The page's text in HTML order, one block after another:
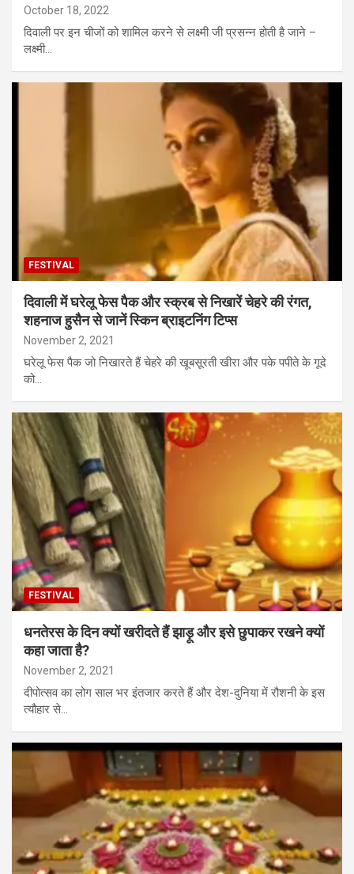
October 18, 2022
दिवाली पर इन चीजों को शामिल करने से लक्ष्मी जी प्रसन्न होती है जाने –
लक्ष्मी…
FESTIVAL
दिवाली में घरेलू फेस पैक और स्क्रब से निखारें चेहरे की रंगत,
शहनाज हुसैन से जानें स्किन ब्राइटनिंग टिप्स
November 2, 2021
घरेलू फेस पैक जो निखारते हैं चेहरे की खूबसूरती खीरा और पके पपीते के गूदे
को…
FESTIVAL
धनतेरस के दिन क्यों खरीदते हैं झाड़ू और इसे छुपाकर रखने क्यों
कहा जाता है?
November 2, 2021
दीपोत्सव का लोग साल भर इंतजार करते हैं और देश-दुनिया में रौशनी के इस
त्यौहार से…